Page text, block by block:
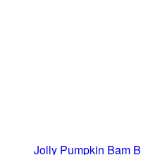
Jolly Pumpkin Bam